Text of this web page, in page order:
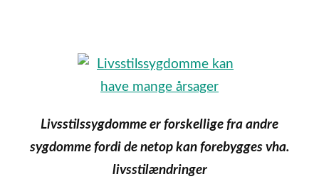
Livsstilssygdomme er forskellige fra andre
sygdomme fordi de netop kan forebygges vha.
livsstilændringer